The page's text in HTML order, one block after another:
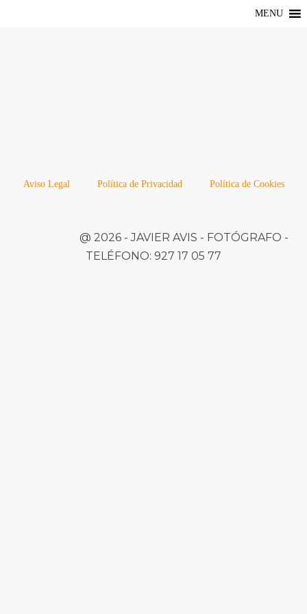
MENU
Aviso Legal Política de Privacidad Política de Cookies
@ 2026 -JAVIER AVIS - FOTÓGRAFO -
TELÉFONO: 927 17 05 77